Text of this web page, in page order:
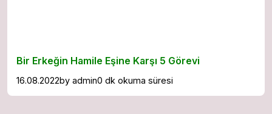
Bir Erkeğin Hamile Eşine Karşı 5 Görevi
16.08.2022by admin0 dk okuma süresi